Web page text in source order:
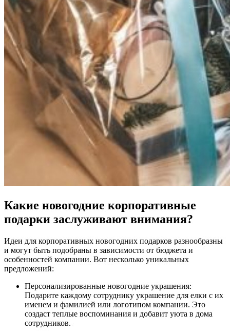
Какие новогодние корпоративные
подарки заслуживают внимания?
Идеи для корпоративных новогодних подарков разнообразны
и могут быть подобраны в зависимости от бюджета и
особенностей компании. Вот несколько уникальных
предложений:
Персонализированные новогодние украшения:
Подарите каждому сотруднику украшение для елки с их
именем и фамилией или логотипом компании. Это
создаст теплые воспоминания и добавит уюта в дома
сотрудников.